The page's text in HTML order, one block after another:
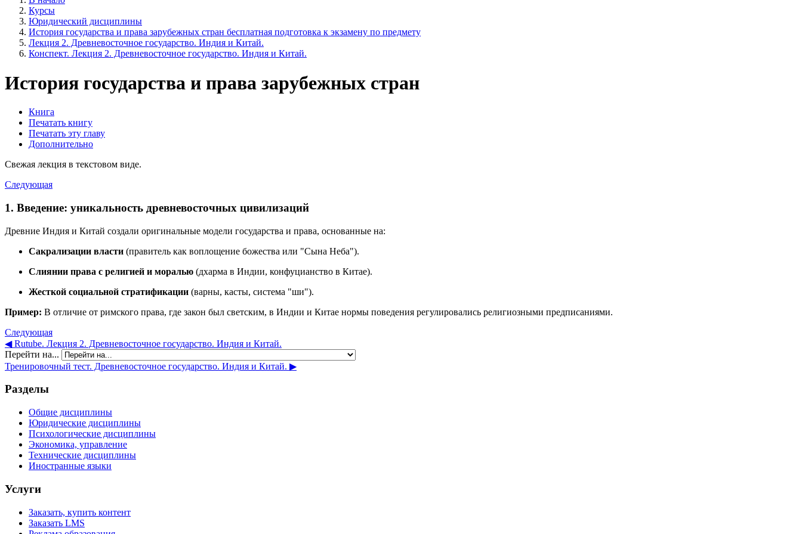
Курсы
Юридический дисциплины
История государства и права зарубежных стран бесплатная подготовка к экзамену по предмету
Лекция 2. Древневосточное государство. Индия и Китай.
Конспект. Лекция 2. Древневосточное государство. Индия и Китай.
История государства и права зарубежных стран
Книга
Печатать книгу
Печатать эту главу
Дополнительно
Свежая лекция в текстовом виде.
Следующая
1. Введение: уникальность древневосточных цивилизаций
Древние Индия и Китай создали оригинальные модели государства и права, основанные на:
Сакрализации власти (правитель как воплощение божества или "Сына Неба").
Слиянии права с религией и моралью (дхарма в Индии, конфуцианство в Китае).
Жесткой социальной стратификации (варны, касты, система "ши").
Пример: В отличие от римского права, где закон был светским, в Индии и Китае нормы поведения регулировались религиозными предписаниями.
Следующая
◀︎ Rutube. Лекция 2. Древневосточное государство. Индия и Китай.
Перейти на...
Тренировочный тест. Древневосточное государство. Индия и Китай. ▶︎
Разделы
Общие дисциплины
Юридические дисциплины
Психологические дисциплины
Экономика, управление
Технические дисциплины
Иностранные языки
Услуги
Заказать, купить контент
Заказать LMS